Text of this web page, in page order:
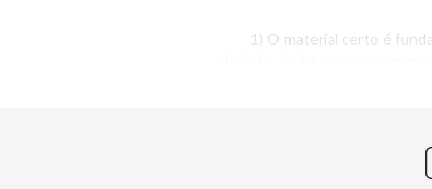
1) O material certo é
decisão. Invista sempre em
3) O tamanho adequado é